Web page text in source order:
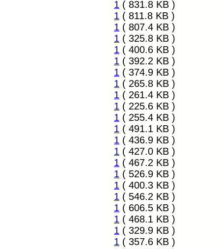
1 ( 831.8 KB )
1 ( 811.8 KB )
1 ( 807.4 KB )
1 ( 325.8 KB )
1 ( 400.6 KB )
1 ( 392.2 KB )
1 ( 374.9 KB )
1 ( 265.8 KB )
1 ( 261.4 KB )
1 ( 225.6 KB )
1 ( 255.4 KB )
1 ( 491.1 KB )
1 ( 436.9 KB )
1 ( 427.0 KB )
1 ( 467.2 KB )
1 ( 526.9 KB )
1 ( 400.3 KB )
1 ( 546.2 KB )
1 ( 606.5 KB )
1 ( 468.1 KB )
1 ( 329.9 KB )
1 ( 357.6 KB )